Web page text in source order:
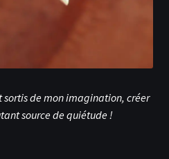
sortis de mon imagination, créer
source de quiétude !